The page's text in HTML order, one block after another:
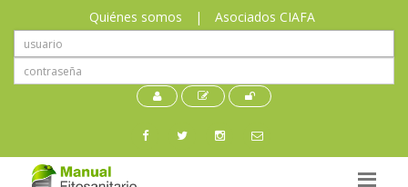
Quiénes somos | Asociados CIAFA